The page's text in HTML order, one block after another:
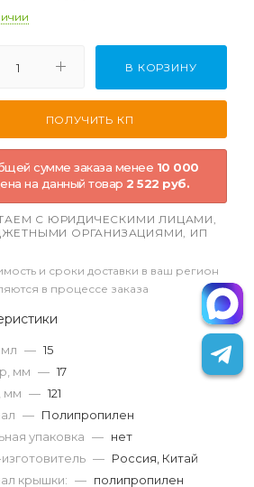
В КОРЗИНУ
сумме заказа менее 10 000
на данный товар 2 522 руб.
С ЮРИДИЧЕСКИМИ ЛИЦАМИ,
ОРГАНИЗАЦИЯМИ, ИП
и сроки доставки в ваш регион
в процессе заказа
— 15
мм — 17
мм — 121
— Полипропилен
упаковка — нет
— Россия, Китай
крышки: — полипропилен